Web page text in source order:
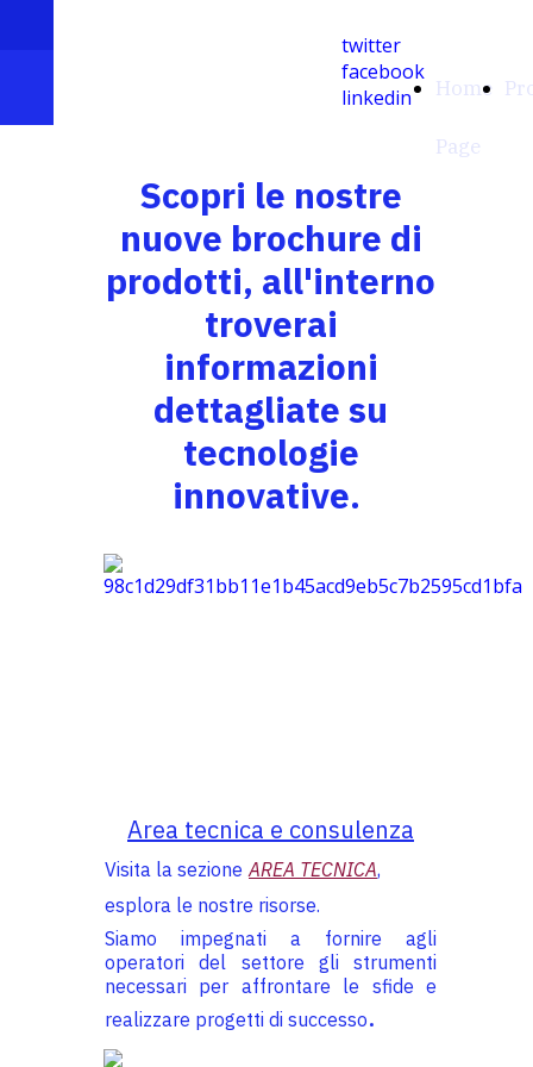
twitter
facebook
linkedin
Home
Page
Scopri le nostre
nuove brochure di
prodotti, all'interno
troverai
informazioni
dettagliate su
tecnologie
innovative.
Area tecnica e consulenza
Visita la sezione AREA TECNICA,
esplora le nostre risorse.
Siamo impegnati a fornire agli
operatori del settore gli strumenti
necessari per affrontare le sfide e
realizzare progetti di successo.